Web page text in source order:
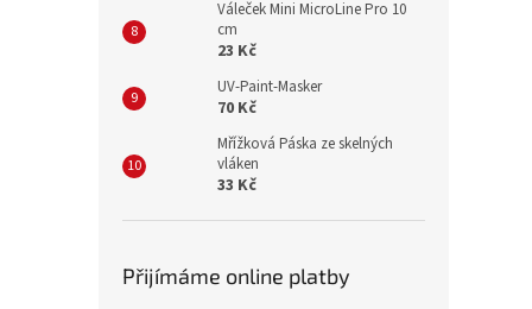
Váleček Mini MicroLine Pro 10
cm
23 Kč
UV-Paint-Masker
70 Kč
Mřížková Páska ze skelných
vláken
33 Kč
Přijímáme online platby